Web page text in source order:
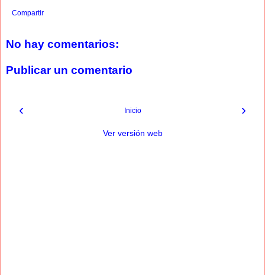
Compartir
No hay comentarios:
Publicar un comentario
‹ ›
Inicio
Ver versión web